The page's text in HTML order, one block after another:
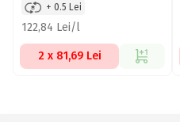
+ 0.5 Lei
122,84 Lei/l
2 x 81,69 Lei